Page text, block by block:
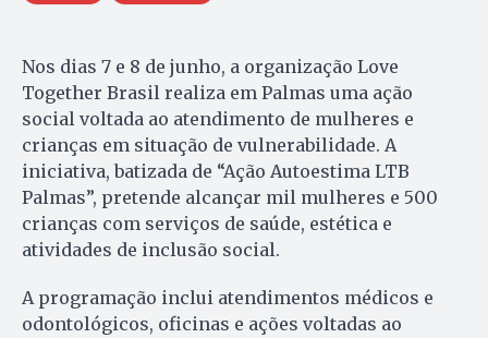
Nos dias 7 e 8 de junho, a organização Love
Together Brasil realiza em Palmas uma ação
social voltada ao atendimento de mulheres e
crianças em situação de vulnerabilidade. A
iniciativa, batizada de “Ação Autoestima LTB
Palmas”, pretende alcançar mil mulheres e 500
crianças com serviços de saúde, estética e
atividades de inclusão social.
A programação inclui atendimentos médicos e
odontológicos, oficinas e ações voltadas ao